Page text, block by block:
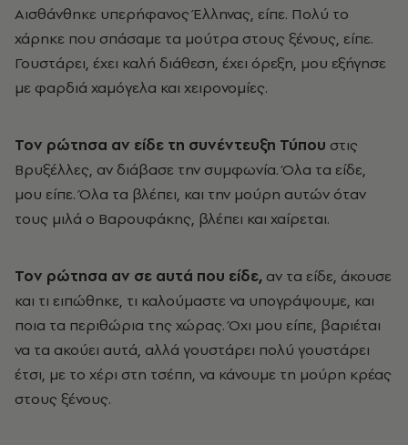
Αισθάνθηκε υπερήφανος Έλληνας, είπε. Πολύ το
χάρηκε που σπάσαμε τα μούτρα στους ξένους, είπε.
Γουστάρει, έχει καλή διάθεση, έχει όρεξη, μου εξήγησε
με φαρδιά χαμόγελα και χειρονομίες.
Τον ρώτησα αν είδε τη συνέντευξη Τύπου στις
Βρυξέλλες, αν διάβασε την συμφωνία. Όλα τα είδε,
μου είπε. Όλα τα βλέπει, και την μούρη αυτών όταν
τους μιλά ο Βαρουφάκης, βλέπει και χαίρεται.
Τον ρώτησα αν σε αυτά που είδε, αν τα είδε, άκουσε
και τι ειπώθηκε, τι καλούμαστε να υπογράψουμε, και
ποια τα περιθώρια της χώρας. Όχι μου είπε, βαριέται
να τα ακούει αυτά, αλλά γουστάρει πολύ γουστάρει
έτσι, με το χέρι στη τσέπη, να κάνουμε τη μούρη κρέας
στους ξένους.